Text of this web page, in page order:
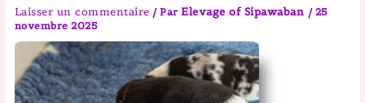
Laisser un commentaire / ParElevage of Sipawaban / 25
novembre 2025